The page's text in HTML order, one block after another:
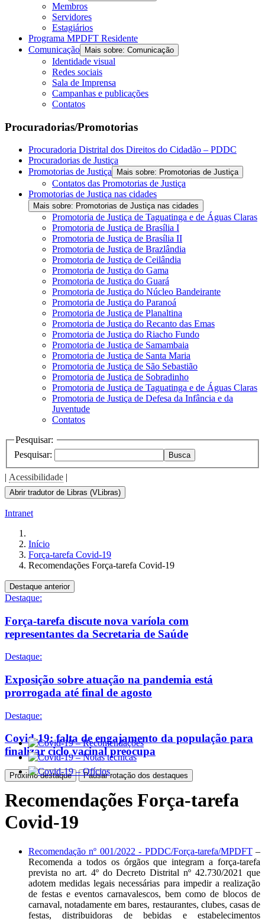
Membros
Servidores
Estagiários
Programa MPDFT Residente
Comunicação
Mais sobre: Comunicação
Identidade visual
Redes sociais
Sala de Imprensa
Campanhas e publicações
Contatos
Procuradorias/Promotorias
Procuradoria Distrital dos Direitos do Cidadão – PDDC
Procuradorias de Justiça
Promotorias de Justiça
Mais sobre: Promotorias de Justiça
Contatos das Promotorias de Justiça
Promotorias de Justiça nas cidades
Mais sobre: Promotorias de Justiça nas cidades
Promotoria de Justiça de Taguatinga e de Águas Claras
Promotoria de Justiça de Brasília I
Promotoria de Justiça de Brasília II
Promotoria de Justiça de Brazlândia
Promotoria de Justiça de Ceilândia
Promotoria de Justiça do Gama
Promotoria de Justiça do Guará
Promotoria de Justiça do Núcleo Bandeirante
Promotoria de Justiça do Paranoá
Promotoria de Justiça de Planaltina
Promotoria de Justiça do Recanto das Emas
Promotoria de Justiça do Riacho Fundo
Promotoria de Justiça de Samambaia
Promotoria de Justiça de Santa Maria
Promotoria de Justiça de São Sebastião
Promotoria de Justiça de Sobradinho
Promotoria de Justiça de Taguatinga e de Águas Claras
Promotoria de Justiça de Defesa da Infância e da
Juventude
Contatos
Pesquisar:
Pesquisar:
Busca
| Acessibilidade |
Abrir tradutor de Libras (VLibras)
Intranet
Início
Força-tarefa Covid-19
Recomendações Força-tarefa Covid-19
Destaque anterior
Destaque:
Força-tarefa discute nova varíola com
representantes da Secretaria de Saúde
Destaque:
Exposição sobre atuação na pandemia está
prorrogada até final de agosto
Destaque:
Covid-19: falta de engajamento da população para
finalizar ciclo vacinal preocupa
Próximo destaque Pausar rotação dos destaques
Recomendações Força-tarefa
Covid-19
Recomendação nº 001/2022 - PDDC/Força-tarefa/MPDFT–
Recomenda a todos os órgãos que integram a força-tarefa
prevista no art. 4º do Decreto Distrital nº 42.730/2021 que
adotem medidas legais necessárias para impedir a realização
de festas e eventos carnavalescos, bem como de blocos de
carnaval, notadamente em bares, restaurantes, clubes, casas de
festas, distribuidoras de bebidas e estabelecimentos